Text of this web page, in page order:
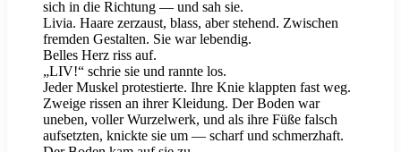
sich in die Richtung — und sah sie.
Livia. Haare zerzaust, blass, aber stehend. Zwischen
fremden Gestalten. Sie war lebendig.
Belles Herz riss auf.
„LIV!“ schrie sie und rannte los.
Jeder Muskel protestierte. Ihre Knie klappten fast weg.
Zweige rissen an ihrer Kleidung. Der Boden war
uneben, voller Wurzelwerk, und als ihre Füße falsch
aufsetzten, knickte sie um — scharf und schmerzhaft.